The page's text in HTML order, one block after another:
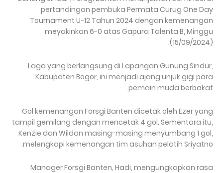
pertandingan pembuka Permata Curug One Day
Tournament U-12 Tahun 2024 dengan kemenangan
meyakinkan 6-0 atas Gapura Talenta B, Minggu
(15/09/2024).
Laga yang berlangsung di Lapangan Gunung Sindur,
Kabupaten Bogor, ini menjadi ajang unjuk gigi para
pemain muda berbakat.
Gol kemenangan Forsgi Banten dicetak oleh Ezer yang
tampil gemilang dengan mencetak 4 gol. Sementara itu,
Kenzie dan Wildan masing-masing menyumbang 1 gol,
melengkapi kemenangan tim asuhan pelatih Sriyatno.
Manager Forsgi Banten, Hadi, mengungkapkan rasa